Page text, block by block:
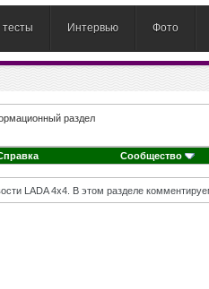
Интервью Фото
раздел
Сообщество
LADA 4x4. В этом разделе